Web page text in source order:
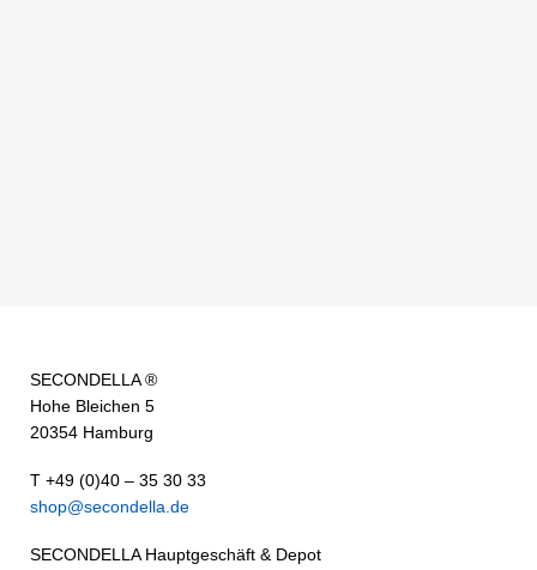
SECONDELLA ®
Hohe Bleichen 5
20354 Hamburg
T +49 (0)40 – 35 30 33
shop@secondella.de
SECONDELLA Hauptgeschäft & Depot